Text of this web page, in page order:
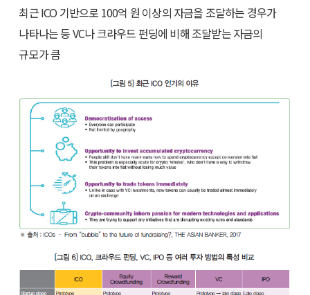
최근 ICO 기반으로 100억 원 이상의 자금을 조달하는 경우가
나타나는 등 VC나 크라우드 펀딩에 비해 조달받는 자금의
규모가 큼